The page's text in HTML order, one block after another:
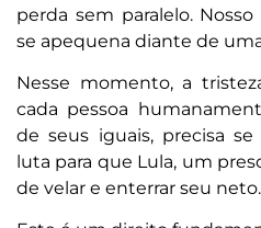
perda sem paralelo.
se apequena diante de
Nesse momento, a
cada pessoa
de seus iguais, precisa
luta para que Lula, um
de velar e enterrar seu neto.